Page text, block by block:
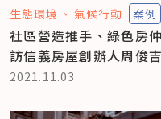
生態環境 氣候行動 案例
社區營造推手、綠色房
訪信義房屋創辦人周俊吉
2021.11.03